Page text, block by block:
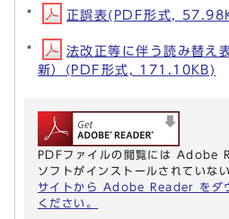
正誤表(PDF形式,
法改正等に伴う読み替え
新）(PDF形式, 171.10KB)
PDFファイルの閲覧には Adobe
ソフトがインストールされていな
サイトから Adobe Reader をダ
ください。